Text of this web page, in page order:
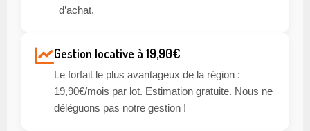
d’achat.
Gestion locative à 19,90€
Le forfait le plus avantageux de la région :
19,90€/mois par lot. Estimation gratuite. Nous ne
déléguons pas notre gestion !